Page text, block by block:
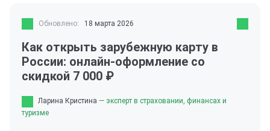
Обновлено: 18 марта 2026
Как открыть зарубежную карту в
России: онлайн-оформление со
скидкой 7 000 ₽
Ларина Кристина — эксперт в страховании, финансах и
туризме